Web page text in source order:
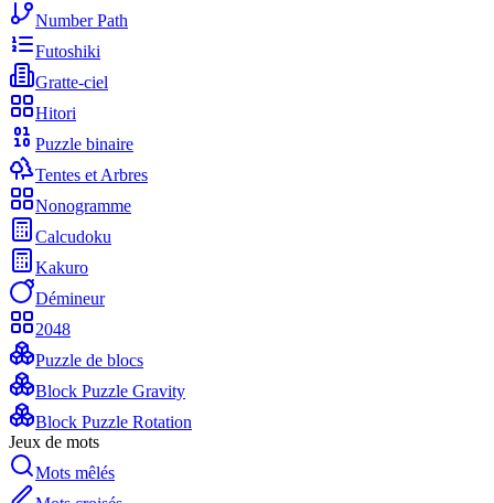
Number Path
Futoshiki
Gratte-ciel
Hitori
Puzzle binaire
Tentes et Arbres
Nonogramme
Calcudoku
Kakuro
Démineur
2048
Puzzle de blocs
Block Puzzle Gravity
Block Puzzle Rotation
Jeux de mots
Mots mêlés